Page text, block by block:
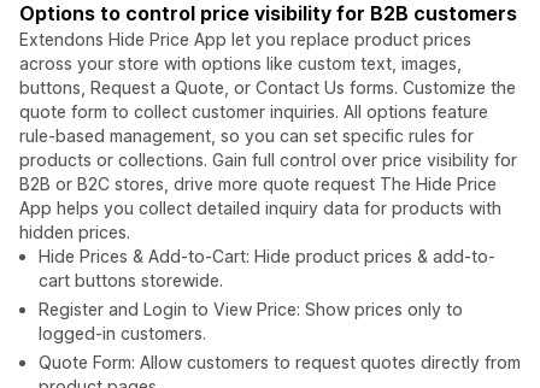
Options to control price visibility for B2B customers
Extendons Hide Price App let you replace product prices
across your store with options like custom text, images,
buttons, Request a Quote, or Contact Us forms. Customize the
quote form to collect customer inquiries. All options feature
rule-based management, so you can set specific rules for
products or collections. Gain full control over price visibility for
B2B or B2C stores, drive more quote request The Hide Price
App helps you collect detailed inquiry data for products with
hidden prices.
Hide Prices & Add-to-Cart: Hide product prices & add-to-
cart buttons storewide.
Register and Login to View Price: Show prices only to
logged-in customers.
Quote Form: Allow customers to request quotes directly from